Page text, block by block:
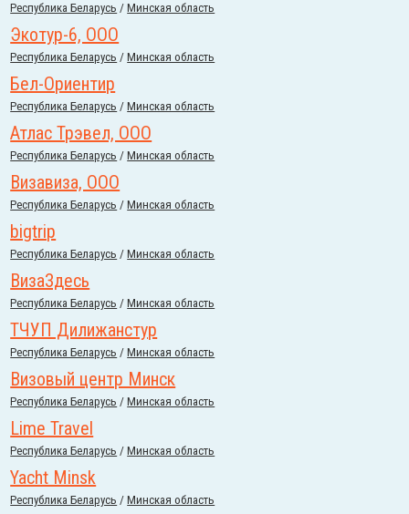
Республика Беларусь /Минская область
Экотур-6, ООО
Республика Беларусь /Минская область
Бел-Ориентир
Республика Беларусь /Минская область
Атлас Трэвел, ООО
Республика Беларусь /Минская область
Визавиза, ООО
Республика Беларусь /Минская область
bigtrip
Республика Беларусь /Минская область
ВизаЗдесь
Республика Беларусь /Минская область
ТЧУП Дилижанстур
Республика Беларусь /Минская область
Визовый центр Минск
Республика Беларусь /Минская область
Lime Travel
Республика Беларусь /Минская область
Yacht Minsk
Республика Беларусь /Минская область